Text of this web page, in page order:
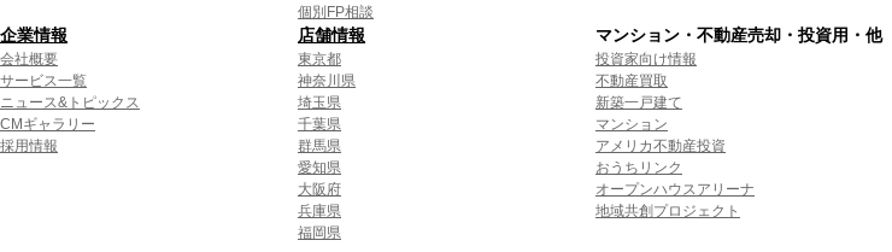
個別FP相談
企業情報
会社概要
サービス一覧
ニュース&トピックス
CMギャラリー
採用情報
店舗情報
東京都
神奈川県
埼玉県
千葉県
群馬県
愛知県
大阪府
兵庫県
福岡県
マンション・不動産売却・投資用・他
投資家向け情報
不動産買取
新築一戸建て
マンション
アメリカ不動産投資
おうちリンク
オープンハウスアリーナ
地域共創プロジェクト